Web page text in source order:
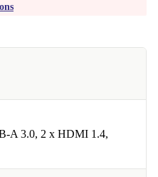
A 3.0, 2 x HDMI 1.4,